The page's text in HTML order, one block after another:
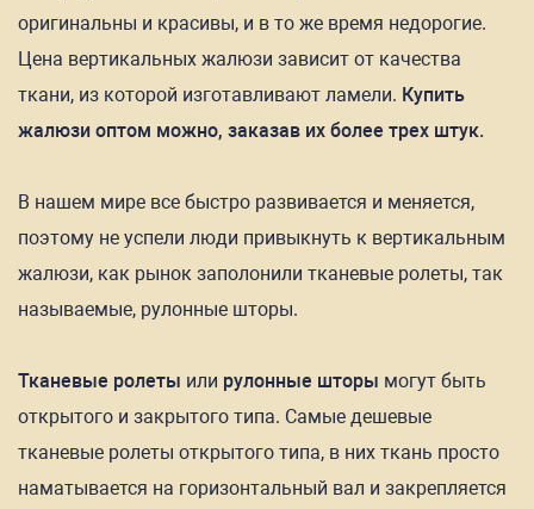
оригинальны и красивы, и в то же время недорогие.
Цена вертикальных жалюзи зависит от качества
ткани, из которой изготавливают ламели. Купить
жалюзи оптом можно, заказав их более трех штук.
В нашем мире все быстро развивается и меняется,
поэтому не успели люди привыкнуть к вертикальным
жалюзи, как рынок заполонили тканевые ролеты, так
называемые, рулонные шторы.
Тканевые ролеты или рулонные шторы могут быть
открытого и закрытого типа. Самые дешевые
тканевые ролеты открытого типа, в них ткань просто
наматывается на горизонтальный вал и закрепляется